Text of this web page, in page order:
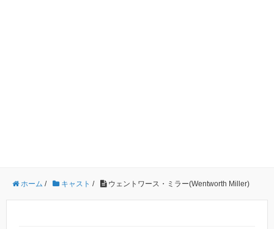
ホーム / キャスト / ウェントワース・ミラー(Wentworth Miller)